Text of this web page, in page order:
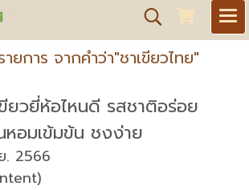
ยการ จากคำว่า"ชาเขียวไทย"
ยวยี่ห้อไหนดี รสชาติอร่อย
หอมเข้มข้น ชงง่าย
. 2566